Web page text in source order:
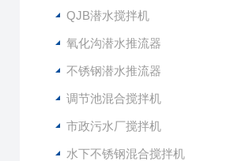
QJB潜水搅拌机
氧化沟潜水推流器
不锈钢潜水推流器
调节池混合搅拌机
市政污水厂搅拌机
水下不锈钢混合搅拌机